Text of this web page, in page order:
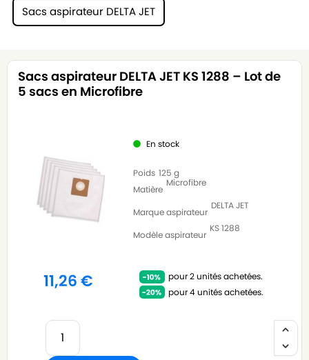
Sacs aspirateur DELTA JET
Sacs aspirateur DELTA JET KS 1288 – Lot de
5 sacs en Microfibre
En stock
Poids 125 g
Matière
Microfibre
Marque aspirateur
DELTA JET
Modèle aspirateur
KS 1288
11,26€
pour 2 unités achetées.
pour 4 unités achetées.